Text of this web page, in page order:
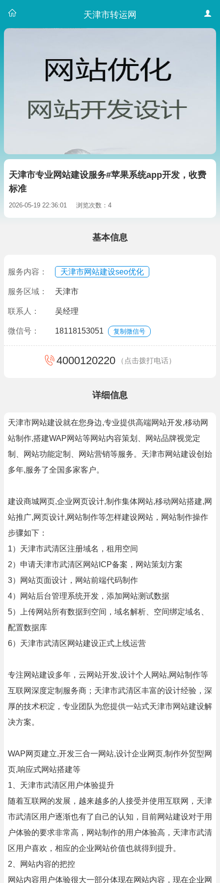
天津市转运网
天津市专业网站建设服务#苹果系统app开发，收费
标准
2026-05-19 22:36:01 浏览次数：4
基本信息
服务内容： 天津市网站建设seo优化
服务区域： 天津市
联系人： 吴经理
微信号： 18118153051 复制微信号
4000120220 （点击拨打电话）
详细信息
天津市网站建设就在您身边,专业提供高端网站开发,移动网
站制作,搭建WAP网站等网站内容策划、网站品牌视觉定
制、网站功能定制、网站营销等服务。天津市网站建设创始
多年,服务了全国多家客户。
建设商城网页,企业网页设计,制作集体网站,移动网站搭建,网
站推广,网页设计,网站制作等怎样建设网站，网站制作操作
步骤如下：
1）天津市武清区注册域名，租用空间
2）申请天津市武清区网站ICP备案，网站策划方案
3）网站页面设计，网站前端代码制作
4）网站后台管理系统开发，添加网站测试数据
5）上传网站所有数据到空间，域名解析、空间绑定域名、
配置数据库
6）天津市武清区网站建设正式上线运营
专注网站建设多年，云网站开发,设计个人网站,网站制作等
互联网深度定制服务商；天津市武清区丰富的设计经验，深
厚的技术积淀，专业团队为您提供一站式天津市网站建设解
决方案。
WAP网页建立,开发三合一网站,设计企业网页,制作外贸型网
页,响应式网站搭建等
1、天津市武清区用户体验提升
随着互联网的发展，越来越多的人接受并使用互联网，天津
市武清区用户逐渐也有了自己的认知，目前网站建设对于用
户体验的要求非常高，网站制作的用户体验高，天津市武清
区用户喜欢，相应的企业网站价值也就得到提升。
2、网站内容的把控
网站内容用户体验很大一部分体现在网站内容，现在企业网